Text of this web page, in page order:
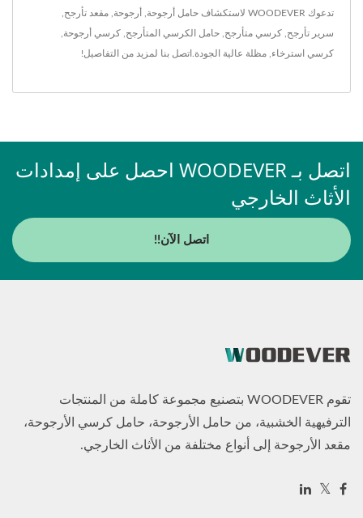
تدعوك WOODEVER لاستكشاف حامل أرجوحة أرجوحة مقعد تأرجح
سرير تأرجح كرسي متأرجح حامل الكرسي المتأرجح كرسي أرجوحة
كرسي استرخاء مظلة عالية الجودة. اتصل بنا لمزيد من التفاصيل!
اتصل بـ WOODEVER احصل على إمدادات
الأثاث الخارجي
اتصل الآن!!
تقوم WOODEVER بتصنيع مجموعة كاملة من المنتجات
الترفيهية الخشبية، من حامل الأرجوحة، حامل كرسي الأرجوحة،
مقعد الأرجوحة إلى أنواع مختلفة من الأثاث الخارجي.